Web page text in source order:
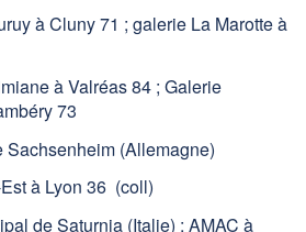
à Cluny 71 ; galerie La Marotte à
à Valréas 84 ; Galerie
73
(Allemagne)
à Lyon 36 (coll)
de Saturnia (Italie) ; AMAC à